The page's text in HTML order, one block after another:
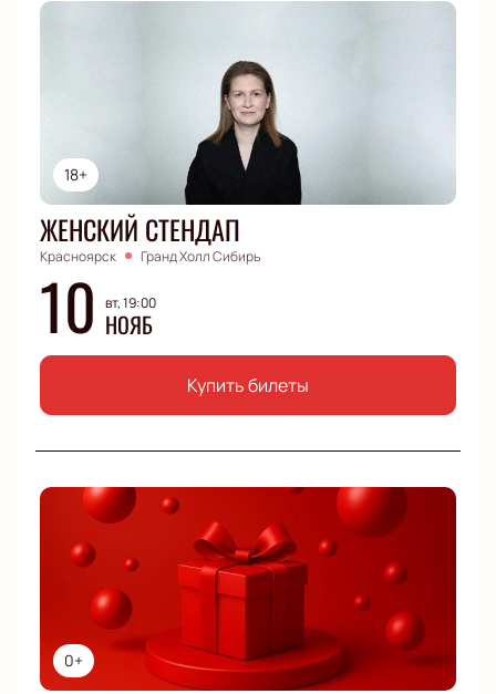
18+
ЖЕНСКИЙ СТЕНДАП
Красноярск Гранд Холл Сибирь
10 вт, 19:00
НОЯБ
Купить билеты
0+